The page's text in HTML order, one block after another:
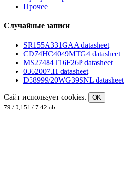
Прочее
Случайные записи
SR155A331GAA datasheet
CD74HC4049MTG4 datasheet
MS27484T16F26P datasheet
0362007.H datasheet
D38999/20WG39SNL datasheet
Сайт использует cookies.
OK
79 / 0,151 / 7.42mb